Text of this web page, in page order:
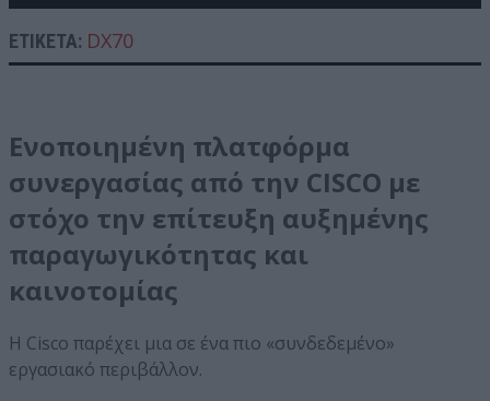
ΕΤΙΚΈΤΑ: DX70
Ενοποιημένη πλατφόρμα
συνεργασίας από την CISCO με
στόχο την επίτευξη αυξημένης
παραγωγικότητας και
καινοτομίας
Η Cisco παρέχει μια σε ένα πιο «συνδεδεμένο»
εργασιακό περιβάλλον.